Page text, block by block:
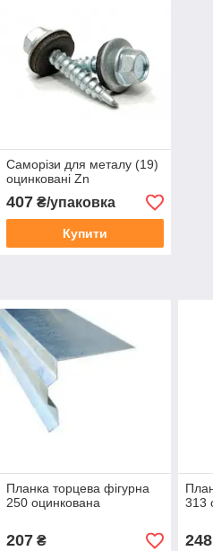
Саморізи для металу (19)
оцинковані Zn
407₴/упаковка
Купити
Планка торцева фігурна
250 оцинкована
207₴
313
248